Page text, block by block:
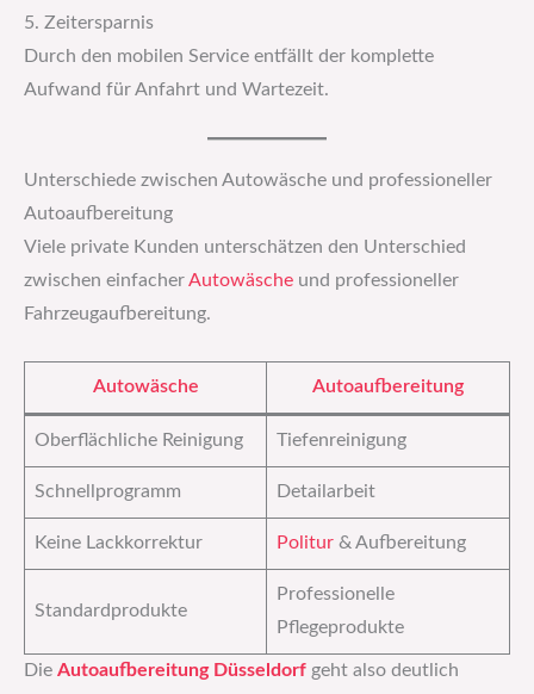
5. Zeitersparnis
Durch den mobilen Service entfällt der komplette
Aufwand für Anfahrt und Wartezeit.
Unterschiede zwischen Autowäsche und professioneller
Autoaufbereitung
Viele private Kunden unterschätzen den Unterschied
zwischen einfacher Autowäsche und professioneller
Fahrzeugaufbereitung.
Autowäsche Autoaufbereitung
Oberflächliche Reinigung Tiefenreinigung
Schnellprogramm Detailarbeit
Keine Lackkorrektur Politur& Aufbereitung
Standardprodukte
Professionelle
Pflegeprodukte
Die Autoaufbereitung Düsseldorf geht also deutlich